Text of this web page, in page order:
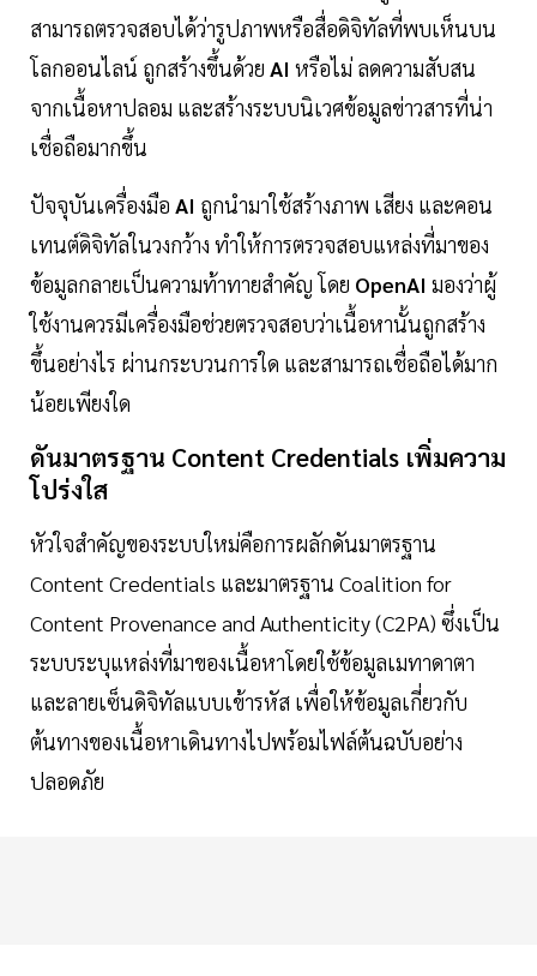
สามารถตรวจสอบได้ว่ารูปภาพหรือสื่อดิจิทัลที่พบเห็นบน
โลกออนไลน์ ถูกสร้างขึ้นด้วย AI หรือไม่ ลดความสับสน
จากเนื้อหาปลอม และสร้างระบบนิเวศข้อมูลข่าวสารที่น่า
เชื่อถือมากขึ้น
ปัจจุบันเครื่องมือ AI ถูกนำมาใช้สร้างภาพ เสียง และคอน
เทนต์ดิจิทัลในวงกว้าง ทำให้การตรวจสอบแหล่งที่มาของ
ข้อมูลกลายเป็นความท้าทายสำคัญ โดย OpenAI มองว่าผู้
ใช้งานควรมีเครื่องมือช่วยตรวจสอบว่าเนื้อหานั้นถูกสร้าง
ขึ้นอย่างไร ผ่านกระบวนการใด และสามารถเชื่อถือได้มาก
น้อยเพียงใด
ดันมาตรฐาน Content Credentials เพิ่มความ
โปร่งใส
หัวใจสำคัญของระบบใหม่คือการผลักดันมาตรฐาน
Content Credentials และมาตรฐาน Coalition for
Content Provenance and Authenticity (C2PA) ซึ่งเป็น
ระบบระบุแหล่งที่มาของเนื้อหาโดยใช้ข้อมูลเมทาดาตา
และลายเซ็นดิจิทัลแบบเข้ารหัส เพื่อให้ข้อมูลเกี่ยวกับ
ต้นทางของเนื้อหาเดินทางไปพร้อมไฟล์ต้นฉบับอย่าง
ปลอดภัย